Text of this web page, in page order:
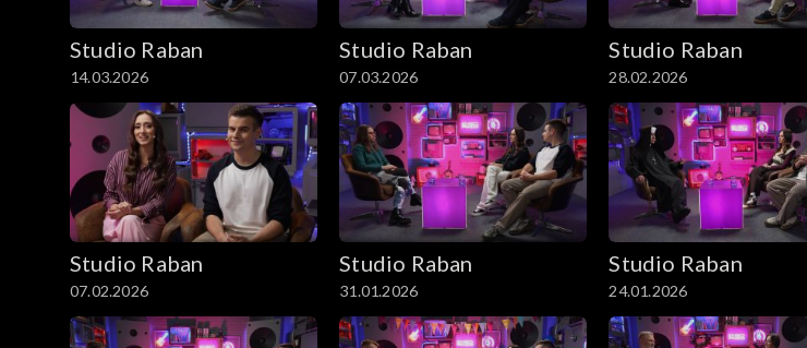
Studio Raban
14.03.2026
Studio Raban
07.03.2026
Studio Raban
28.02.2026
Studio Raban
07.02.2026
Studio Raban
31.01.2026
Studio Raban
24.01.2026